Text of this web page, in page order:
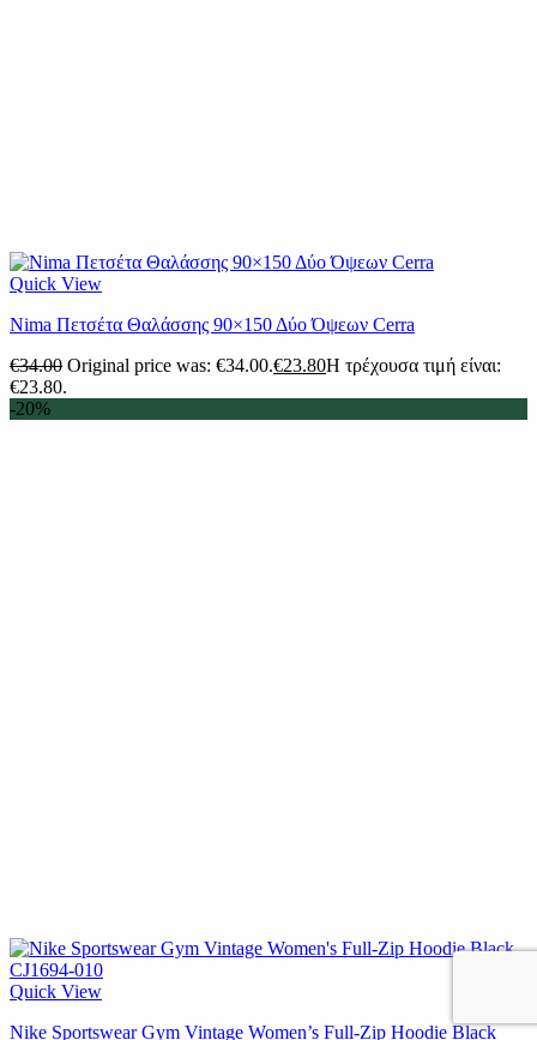
Quick View
Nima Πετσέτα Θαλάσσης 90×150 Δύο Όψεων Cerra
€34.00 Original price was: €34.00.€23.80Η τρέχουσα τιμή είναι:
€23.80.
-20%
Quick View
Nike Sportswear Gym Vintage Women’s Full-Zip Hoodie Black